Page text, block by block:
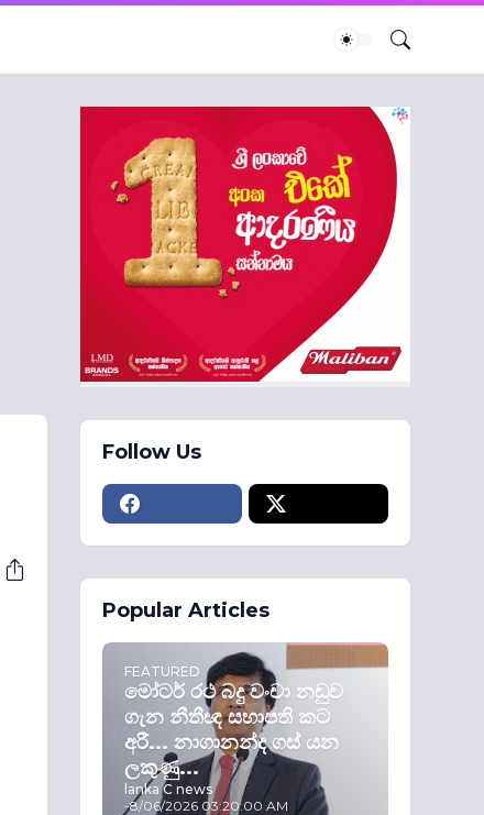
Follow Us
Popular Articles
FEATURED
මෝටර් රථ බදු වංචා නඩුව
ගැන නීතීඥ සභාපති කට
අරී... නාගානන්ද ගස් යන
ලකුණු...
lanka C news
-8/06/2026 03:20:00 AM